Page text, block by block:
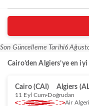
Son Güncelleme Tarihi6
Cairo’den Algiers’ye en
Cairo (CAI) Algiers
11 Eyl Cum Doğrudan
Air